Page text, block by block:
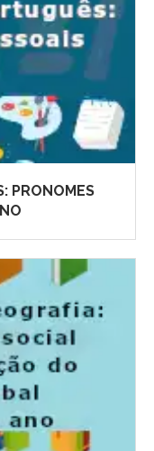
PRONOMES